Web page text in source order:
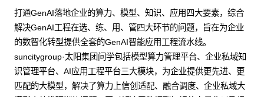
打通GenAI落地企业的算力、模型、知识、应用四大要素，综合
解决GenAI工程在选、练、用、管四大环节的问题，旨在为企业
的数智化转型提供全套的GenAI智能应用工程流水线。
suncitygroup·太阳集团问学包括模型算力管理平台、企业私域知
识管理平台、AI应用工程平台三大模块，为企业提供更先进、更
匹配的大模型，解决了算力上信创适配、融合调度、企业私域大